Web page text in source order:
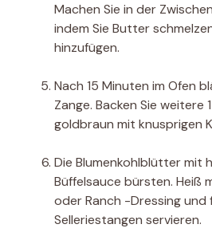
Machen Sie in der
indem Sie Butter
hinzufügen.
Nach 15 Minuten im Ofen
Zange. Backen Sie weitere
goldbraun mit knusprigen
Die Blumenkohlblütter mit
Büffelsauce bürsten. Heiß
oder Ranch -Dressing
Selleriestangen servieren.